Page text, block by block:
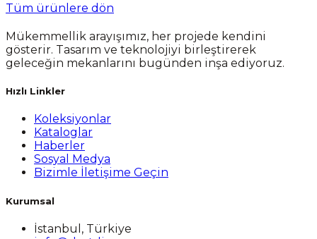
Tüm ürünlere dön
Mükemmellik arayışımız, her projede kendini
gösterir. Tasarım ve teknolojiyi birleştirerek
geleceğin mekanlarını bugünden inşa ediyoruz.
Hızlı Linkler
Koleksiyonlar
Kataloglar
Haberler
Sosyal Medya
Bizimle İletişime Geçin
Kurumsal
İstanbul, Türkiye